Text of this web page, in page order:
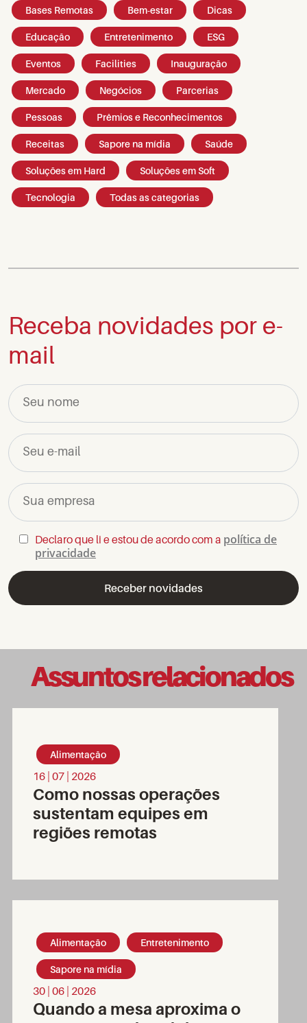
Bases Remotas Bem-estar Dicas
Educação Entretenimento ESG
Eventos Facilities Inauguração
Mercado Negócios Parcerias
Pessoas Prêmios e Reconhecimentos
Receitas Sapore na mídia Saúde
Soluções em Hard Soluções em Soft
Tecnologia Todas as categorias
Receba novidades por e-
mail
Seu nome
Seu e-mail
Sua empresa
Declaro que li e estou de acordo com a política de
privacidade
Assuntos relacionados
Alimentação
16 | 07 | 2026
Como nossas operações
sustentam equipes em
regiões remotas
Alimentação Entretenimento
Sapore na mídia
30 | 06 | 2026
Quando a mesa aproxima o